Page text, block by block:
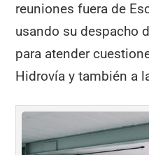
reuniones fuera de
usando su despacho
para atender
Hidrovía y también a